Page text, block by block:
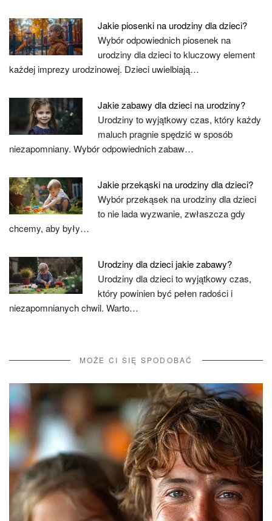
Jakie piosenki na urodziny dla dzieci?
Wybór odpowiednich piosenek na
urodziny dla dzieci to kluczowy element
każdej imprezy urodzinowej. Dzieci uwielbiają…
Jakie zabawy dla dzieci na urodziny?
Urodziny to wyjątkowy czas, który każdy
maluch pragnie spędzić w sposób
niezapomniany. Wybór odpowiednich zabaw…
Jakie przekąski na urodziny dla dzieci?
Wybór przekąsek na urodziny dla dzieci
to nie lada wyzwanie, zwłaszcza gdy
chcemy, aby były…
Urodziny dla dzieci jakie zabawy?
Urodziny dla dzieci to wyjątkowy czas,
który powinien być pełen radości i
niezapomnianych chwil. Warto…
MOŻE CI SIĘ SPODOBAĆ